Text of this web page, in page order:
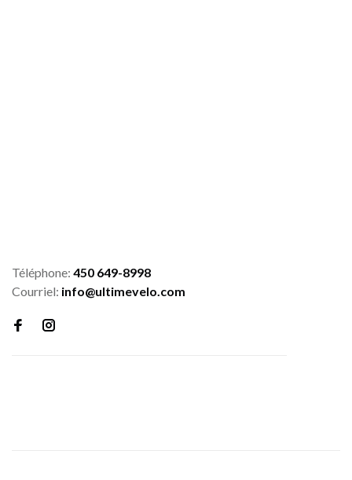
Téléphone: 450 649-8998
Courriel: info@ultimevelo.com